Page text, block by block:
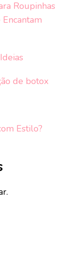
Roupinhas
de botox
Estilo?